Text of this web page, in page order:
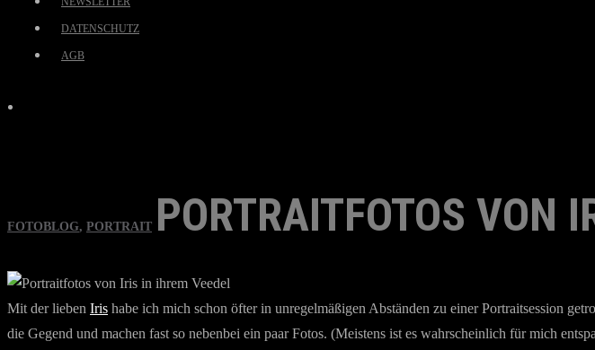
DATENSCHUTZ
AGB
FOTOBLOG, PORTRAIT PORTRAITFOTOS VON
Mit der lieben Iris habe ich mich schon öfter in unregelmäßigen Abständen zu einer Portraitsession
die Gegend und machen fast so nebenbei ein paar Fotos. (Meistens ist es wahrscheinlich für mich